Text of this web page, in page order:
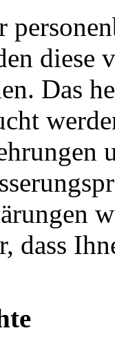
diese
Das
dass